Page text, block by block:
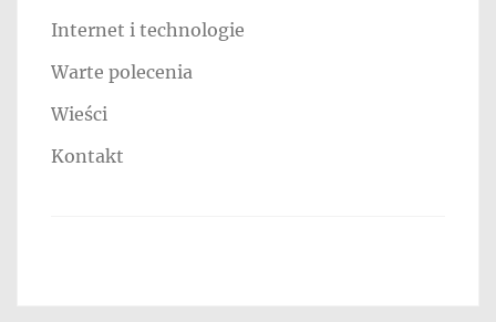
Internet i technologie
Warte polecenia
Wieści
Kontakt